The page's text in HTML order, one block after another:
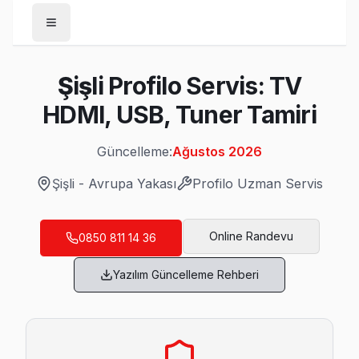
Şişli
/ Profilo
Son Güncelleme:Ağustos 2026
Şişli'da Mahalle Mahalle Profilo TV Servis
19 Mayıs Profilo Servis
Şişli Profilo Servis: TV
HDMI, USB, Tuner Tamiri
Güncelleme:Ağustos 2026
Şişli - Avrupa Yakası Profilo Uzman Servis
0850 811 14 36 Online Randevu
Yazılım Güncelleme Rehberi